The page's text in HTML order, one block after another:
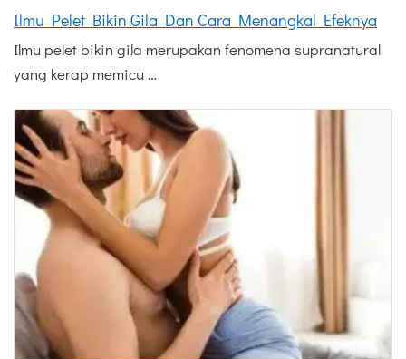
Ilmu Pelet Bikin Gila Dan Cara Menangkal Efeknya
Ilmu pelet bikin gila merupakan fenomena supranatural
yang kerap memicu …